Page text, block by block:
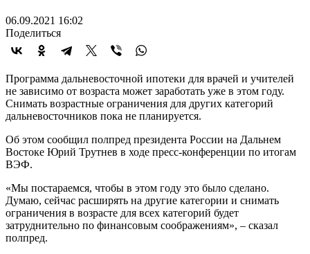
06.09.2021 16:02
Поделиться
Программа дальневосточной ипотеки для врачей и учителей
не зависимо от возраста может заработать уже в этом году.
Снимать возрастные ограничения для других категорий
дальневосточников пока не планируется.
Об этом сообщил полпред президента России на Дальнем
Востоке Юрий Трутнев в ходе пресс-конференции по итогам
ВЭФ.
«Мы постараемся, чтобы в этом году это было сделано.
Думаю, сейчас расширять на другие категории и снимать
ограничения в возрасте для всех категорий будет
затруднительно по финансовым соображениям», – сказал
полпред.